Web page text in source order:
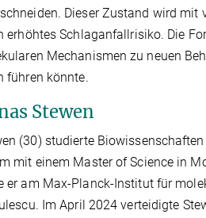
Dieser Zustand wird
erhöhtes Schlaganfallrisiko. Die
Mechanismen zu neuen
führen könnte.
Stewen
(30) studierte
mit einem Master of Science in
er am Max-Planck-Institut für
Im April 2024 verteidigte